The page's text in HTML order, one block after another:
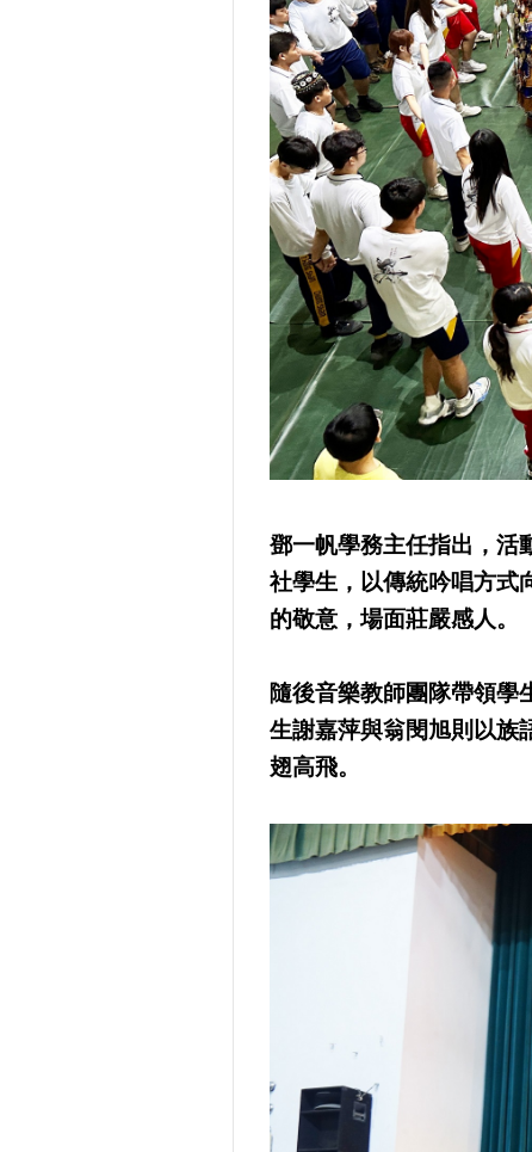
鄧一帆學務主任指出，活
社學生，以傳統吟唱方式
的敬意，場面莊嚴感人。
隨後音樂教師團隊帶領學
生謝嘉萍與翁閔旭則以族
翅高飛。